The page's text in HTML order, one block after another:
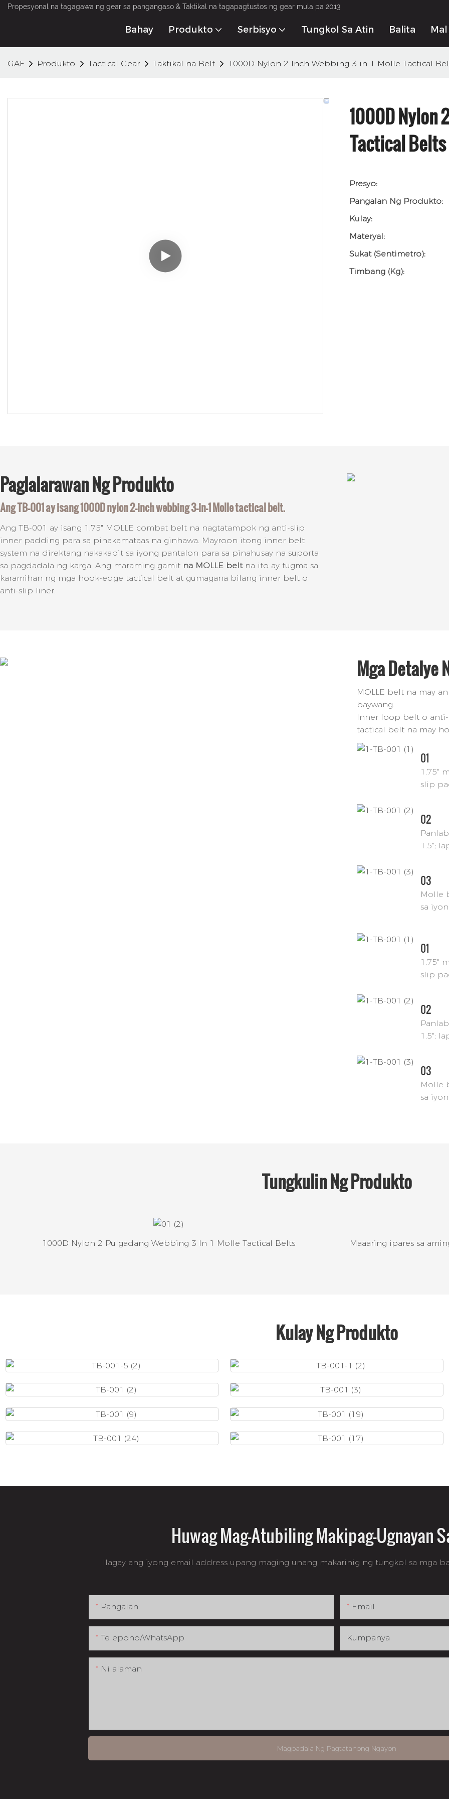
Propesyonal na tagagawa ng gear sa pangangaso & Taktikal na tagapagtustos ng gear mula pa 2013
Bahay Produkto Serbisyo Tungkol Sa Atin Balita
GAF Produkto Tactical Gear Taktikal na Belt 1000D Nylon 2 Inch Webbing 3 in 1 Molle Tactical
1000D Nylon
Tactical Belts
Presyo:
Pangalan Ng Produkto:
Kulay:
Materyal:
Sukat (sentimetro):
Timbang (kg):
PaglalarawanNg Produkto
Ang TB-001 ay isang 1000D nylon 2-inch webbing 3-in-1 Molle tactical belt.
Ang TB-001 ay isang 1.75" MOLLE combat belt na nagtatampok ng anti-slip
inner padding para sa pinakamataas na ginhawa. Mayroon itong inner belt
system na direktang nakakabit sa iyong pantalon para sa pinahusay na suporta
sa pagdadala ng karga. Ang maraming gamit na MOLLE beltna ito ay tugma sa
karamihan ng mga hook-edge tactical belt at gumagana bilang inner belt o
anti-slip liner.
Mga Detalye
MOLLE belt na may
baywang.
Inner loop belt o
tactical belt na may
01
1.75"
slip
02
1.5";
03
Molle
sa
01
1.75"
slip
02
1.5";
03
Molle
sa
Tungkulin NgProdukto
1000D Nylon 2 Pulgadang Webbing 3 In 1 Molle Tactical Belts
Maaaring ipares sa
Kulay Ng Produkto
Huwag Mag-Atubiling Makipag-Ugnayan
Ilagay ang iyong email address upang maging unang makarinig ng tungkol sa mga
Pangalan Email
Telepono/whatsApp Kumpanya
Nilalaman
Magpadala Ng Pagtatanong Ngayon